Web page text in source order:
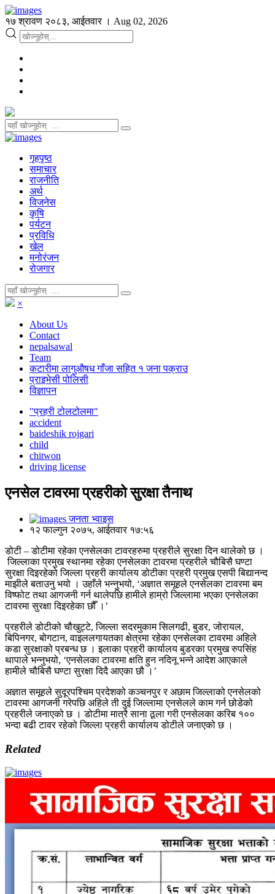
१७ श्रावण २०८३, आईतवार । Aug 02, 2026
गृहपृष्ठ
समाचार
राजनीति
अर्थ
विजनेस
कृषि
पर्यटन
प्रविधि
खेल
मनोरंजन
रोजगार
×
About Us
Contact
nepalsawal
Team
कटारीमा लागुऔषध गाँजा सहित १ जना पक्राउ
प्राइभेसी पोलिसी
विज्ञापन
"प्रहरी टोलटोलमा"
accident
baideshik rojgari
child
chitwon
driving license
एनसेल टावरमा प्रहरीको सुरक्षा तैनाथ
जनता भ्वाइस
१२ फाल्गुन २०७५, आईतवार १७:५६
डोटी – डोटीमा रहेका एनसेलका टावरहरुमा प्रहरीले सुरक्षा दिन थालेको छ ।
जिल्लाका प्रमुख स्थानमा रहेका एनसेलका टावरमा प्रहरीले चौबिसै घण्टा
सुरक्षा दिइरहेको जिल्ला प्रहरी कार्यालय डोटीका प्रहरी प्रमुख एसपी बिद्यानन्द
माझीले बताउनु भयो । उहाँले भन्नुभयो, ‘अज्ञात समूहले एनसेलका टावरमा बम
विष्फोट तथा आगजनी गर्न थालेपछि हामीले हाम्रो जिल्लामा भएका एनसेलका
टावरमा सुरक्षा दिइरहेका छौँ ।’
प्रहरीले डोटीको चौखुट्टे, जिल्ला सदरमुकाम सिलगढी, बुडर, जोरायल,
बिपिनगर, बोगटान, वाइललगायतका क्षेत्रमा रहेका एनसेलका टावरमा अहिले
कडा सुरक्षाको प्रबन्ध छ । इलाका प्रहरी कार्यालय बुडरका प्रमुख रुपसिंह
थापाले भन्नुभयो, ‘एनसेलका टावरमा क्षति हुन नदिनू भन्ने आदेश आएकाले
हामीले चौबिसै घण्टा सुरक्षा दिदै आएका छौ ।’
अज्ञात समूहले सुदूरपश्चिम प्रदेशको कञ्चनपुर र अछाम जिल्लाको एनसेलको
टावरमा आगजनी गरेपछि अहिले ती दुई जिल्लामा एनसेलले काम गर्न छोडेको
प्रहरीले जनाएको छ । डोटीमा मात्रै साना ठूला गरी एनसेलका करिब १००
भन्दा बढी टावर रहेको जिल्ला प्रहरी कार्यालय डोटीले जनाएको छ ।
Related